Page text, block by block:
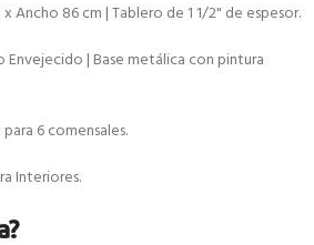
x Ancho 86 cm | Tablero de 1 1/2" de espesor.
| Base metálica con pintura
6 comensales.
Interiores.